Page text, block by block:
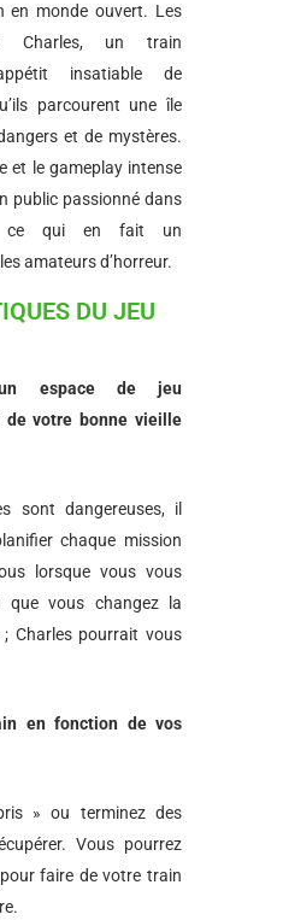
en monde ouvert. Les
Charles, un train
insatiable de
parcourent une île
et de mystères.
et le gameplay intense
public passionné dans
ce qui en fait un
amateurs d’horreur.
DU JEU
espace de jeu
de votre bonne vieille
sont dangereuses, il
chaque mission
lorsque vous vous
que vous changez la
Charles pourrait vous
en fonction de vos
» ou terminez des
Vous pourrez
faire de votre train